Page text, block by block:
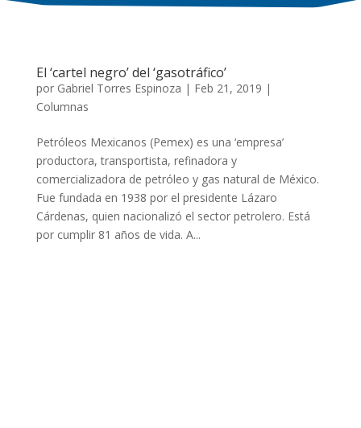
El ‘cartel negro’ del ‘gasotráfico’
por Gabriel Torres Espinoza | Feb 21, 2019 |
Columnas
Petróleos Mexicanos (Pemex) es una ‘empresa’
productora, transportista, refinadora y
comercializadora de petróleo y gas natural de México.
Fue fundada en 1938 por el presidente Lázaro
Cárdenas, quien nacionalizó el sector petrolero. Está
por cumplir 81 años de vida. A...